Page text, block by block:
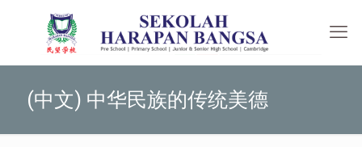
(中文) 中华民族的传统美德